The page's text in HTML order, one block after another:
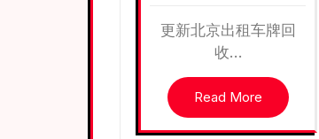
更新北京出租车牌回
收…
Read More